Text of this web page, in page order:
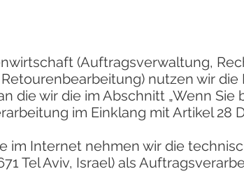
(Auftragsverwaltung,
nutzen wir die
die wir die im Abschnitt „Wenn Sie
im Einklang mit Artikel 28
im Internet nehmen wir die
Tel Aviv, Israel) als